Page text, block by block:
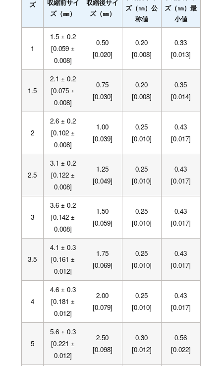
ズ
収縮前サイ
ズ（㎜）
収縮後サイ
ズ（㎜）
ズ（㎜）公
称値
ズ（㎜）最
小値
1
1.5 ± 0.2
[0.059 ±
0.008]
0.50
[0.020]
0.20
[0.008]
0.33
[0.013]
1.5
2.1 ± 0.2
[0.075 ±
0.008]
0.75
[0.030]
0.20
[0.008]
0.35
[0.014]
2
2.6 ± 0.2
[0.102 ±
0.008]
1.00
[0.039]
0.25
[0.010]
0.43
[0.017]
2.5
3.1 ± 0.2
[0.122 ±
0.008]
1.25
[0.049]
0.25
[0.010]
0.43
[0.017]
3
3.6 ± 0.2
[0.142 ±
0.008]
1.50
[0.059]
0.25
[0.010]
0.43
[0.017]
3.5
4.1 ± 0.3
[0.161 ±
0.012]
1.75
[0.069]
0.25
[0.010]
0.43
[0.017]
4
4.6 ± 0.3
[0.181 ±
0.012]
2.00
[0.079]
0.25
[0.010]
0.43
[0.017]
5
5.6 ± 0.3
[0.221 ±
0.012]
2.50
[0.098]
0.30
[0.012]
0.56
[0.022]